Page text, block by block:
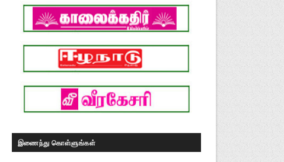
இணைந்து கொள்ளுங்கள்